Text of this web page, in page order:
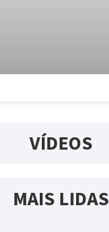
VÍDEOS
MAIS LIDAS